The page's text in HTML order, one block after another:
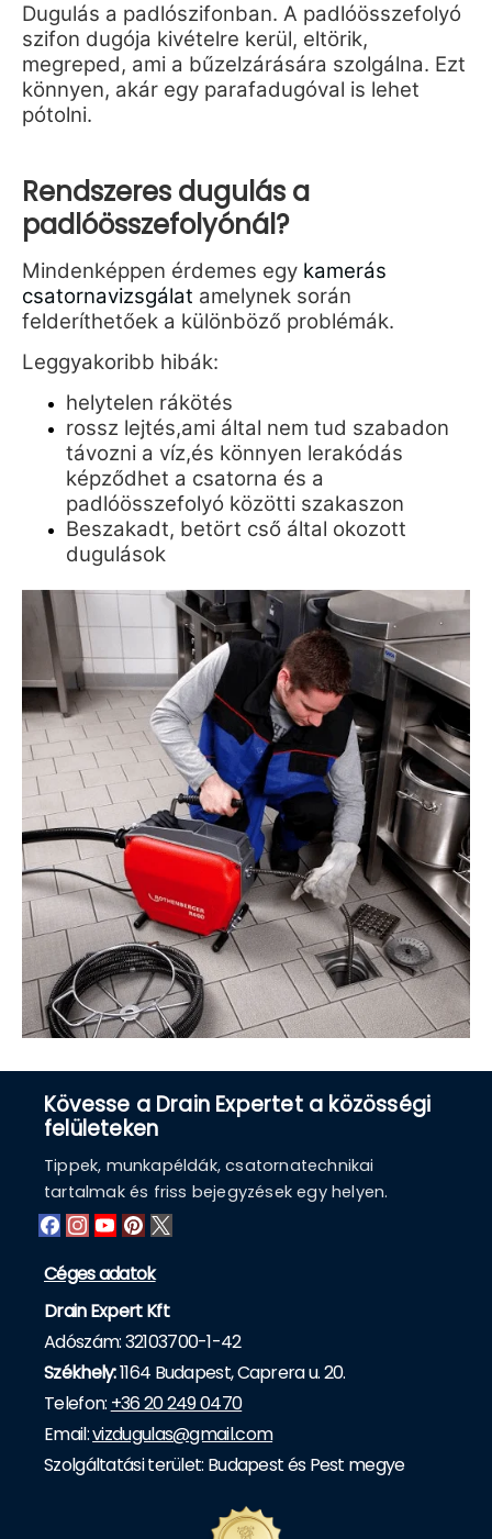
Dugulás a padlószifonban. A padlóösszefolyó
szifon dugója kivételre kerül, eltörik,
megreped, ami a bűzelzárására szolgálna. Ezt
könnyen, akár egy parafadugóval is lehet
pótolni.
Rendszeres dugulás a
padlóösszefolyónál?
Mindenképpen érdemes egy kamerás
csatornavizsgálat amelynek során
felderíthetőek a különböző problémák.
Leggyakoribb hibák:
helytelen rákötés
rossz lejtés,ami által nem tud szabadon
távozni a víz,és könnyen lerakódás
képződhet a csatorna és a
padlóösszefolyó közötti szakaszon
Beszakadt, betört cső által okozott
dugulások
Kövesse a Drain Expertet a közösségi
felületeken
Tippek, munkapéldák, csatornatechnikai
tartalmak és friss bejegyzések egy helyen.
Céges adatok
Drain Expert Kft
Adószám: 32103700-1-42
Székhely:1164 Budapest, Caprera u. 20.
Telefon: +36 20 249 0470
Email:vizdugulas@gmail.com
Szolgáltatási terület: Budapest és Pest megye